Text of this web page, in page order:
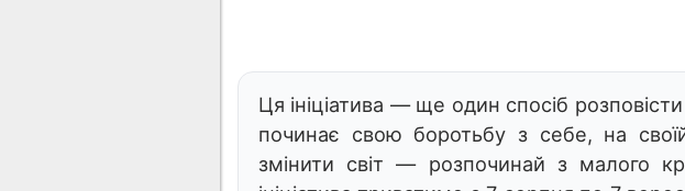
Ця ініціатива — ще один спосіб
починає свою боротьбу з себе, на своїй
змінити світ — розпочинай з малого